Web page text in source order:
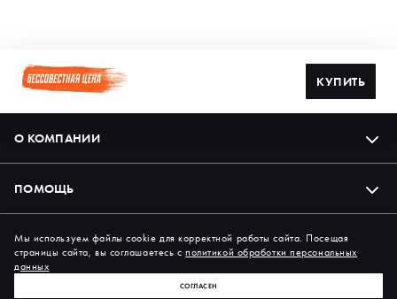
КУПИТЬ
О КОМПАНИИ
ПОМОЩЬ
Подпишись на нас в соцсетях
Мы используем файлы cookie для корректной работы сайта. Посещая
страницы сайта, вы соглашаетесь сполитикой обработки персональных
данных
СОГЛАСЕН